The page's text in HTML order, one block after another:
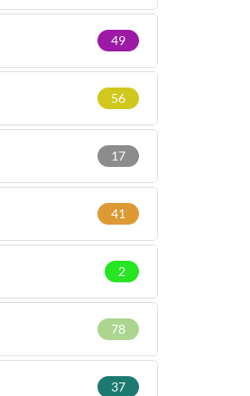
49
56
17
41
2
78
37